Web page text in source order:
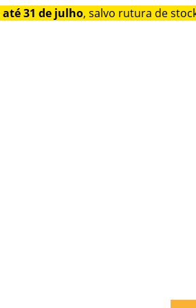
até 31 de julho, salvo rutura de